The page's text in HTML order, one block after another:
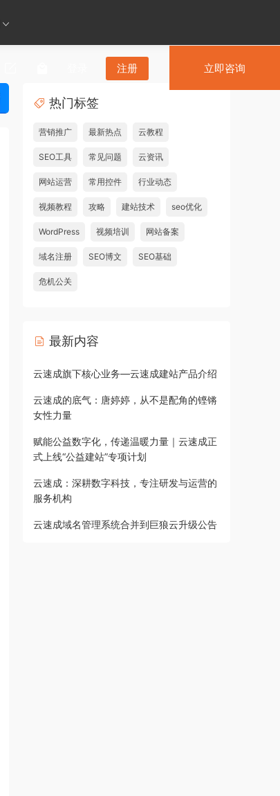
注册 立即咨询
热门标签
营销推广 最新热点 云教程
SEO工具 常见问题 云资讯
网站运营 常用控件 行业动态
视频教程 攻略 建站技术 seo优化
WordPress 视频培训 网站备案
域名注册 SEO博文 SEO基础
危机公关
最新内容
云速成旗下核心业务—云速成建站产品介绍
云速成的底气：唐婷婷，从不是配角的铿锵
女性力量
赋能公益数字化，传递温暖力量｜云速成正
式上线“公益建站”专项计划
云速成：深耕数字科技，专注研发与运营的
服务机构
云速成域名管理系统合并到巨狼云升级公告